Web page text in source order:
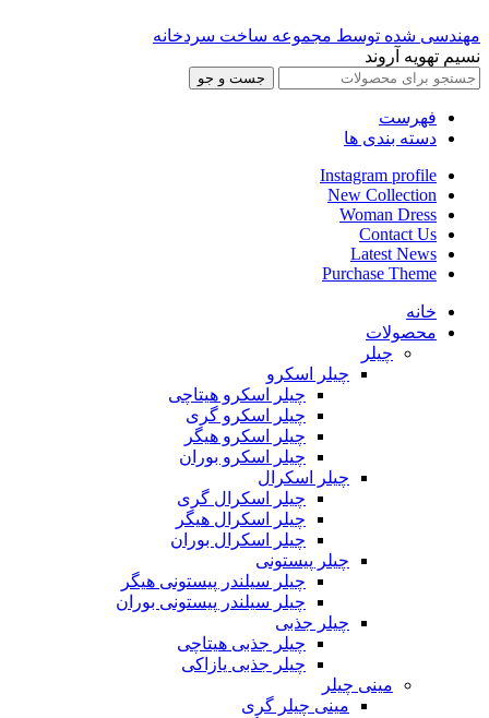
مهندسی شده توسط مجموعه ساخت سردخانه
نسیم تهویه آروند
جست و جو
فهرست
دسته بندی ها
Instagram profile
New Collection
Woman Dress
Contact Us
Latest News
Purchase Theme
خانه
محصولات
چیلر
چیلر اسکرو
چیلر اسکرو هیتاچی
چیلر اسکرو گری
چیلر اسکرو هیگر
چیلر اسکرو بوران
چیلر اسکرال
چیلر اسکرال گری
چیلر اسکرال هیگر
چیلر اسکرال بوران
چیلر پیستونی
چیلر سیلندر پیستونی هیگر
چیلر سیلندر پیستونی بوران
چیلر جذبی
چیلر جذبی هیتاچی
چیلر جذبی یازاکی
مینی چیلر
مینی چیلر گری